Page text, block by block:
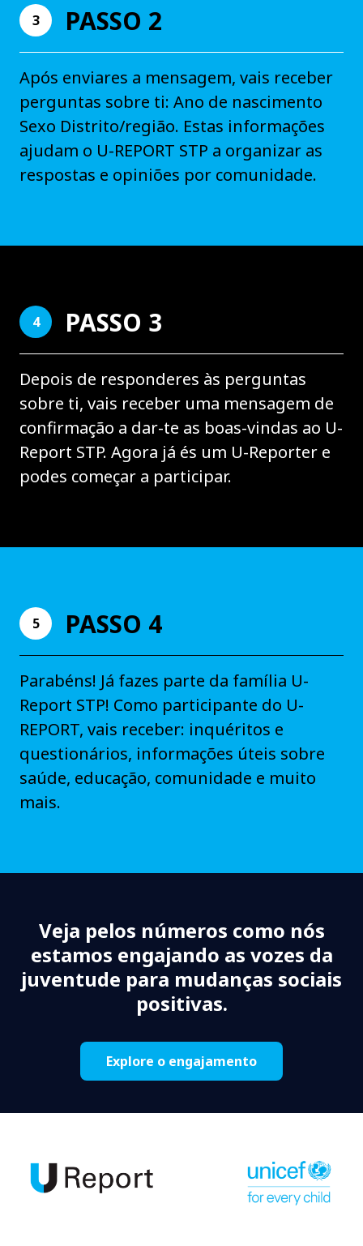
3 PASSO 2
Após enviares a mensagem, vais receber
perguntas sobre ti: Ano de nascimento
Sexo Distrito/região. Estas informações
ajudam o U-REPORT STP a organizar as
respostas e opiniões por comunidade.
4 PASSO 3
Depois de responderes às perguntas
sobre ti, vais receber uma mensagem de
confirmação a dar-te as boas-vindas ao U-
Report STP. Agora já és um U-Reporter e
podes começar a participar.
5 PASSO 4
Parabéns! Já fazes parte da família U-
Report STP! Como participante do U-
REPORT, vais receber: inquéritos e
questionários, informações úteis sobre
saúde, educação, comunidade e muito
mais.
Veja pelos números como nós
estamos engajando as vozes da
juventude para mudanças sociais
positivas.
Explore o engajamento